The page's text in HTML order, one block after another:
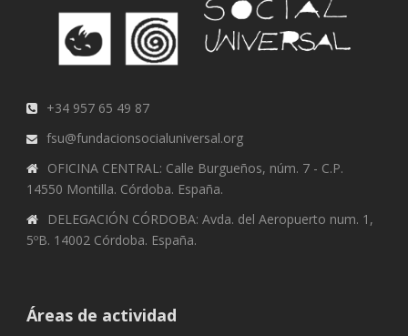
+34 957 65 49 87
fsu@fundacionsocialuniversal.org
OFICINA CENTRAL: Calle Burgueños, núm. 7 - C.P.
14550 Montilla. Córdoba. España.
DELEGACIÓN CÓRDOBA: Avda. del Aeropuerto num. 1,
5ºB. 14002 Córdoba. España.
Áreas de actividad